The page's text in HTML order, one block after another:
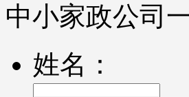
中小家政公司
姓名：